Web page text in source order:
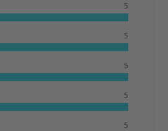
5
5
5
5
5